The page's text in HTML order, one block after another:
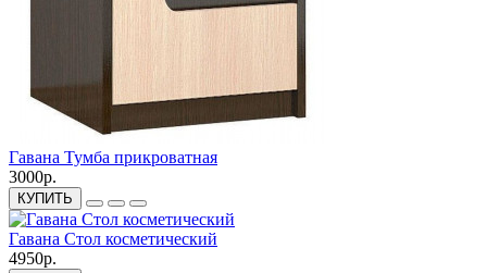
Гавана Тумба прикроватная
3000р.
КУПИТЬ
Гавана Стол косметический
4950р.